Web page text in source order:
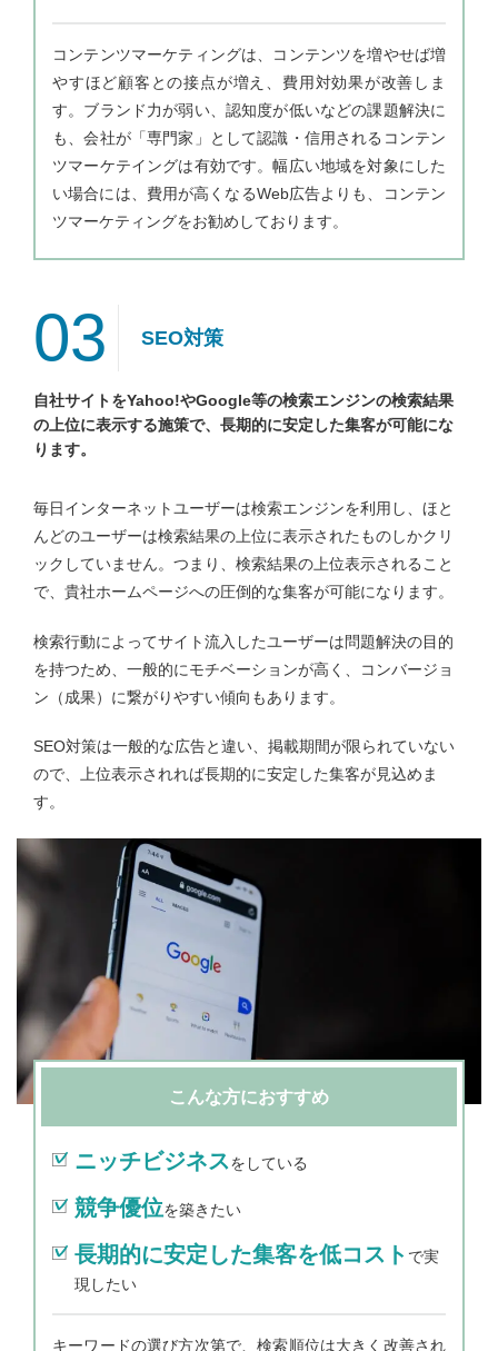
コンテンツマーケティングは、コンテンツを増やせば増
やすほど顧客との接点が増え、費用対効果が改善しま
す。ブランド力が弱い、認知度が低いなどの課題解決に
も、会社が「専門家」として認識・信用されるコンテン
ツマーケテイングは有効です。幅広い地域を対象にした
い場合には、費用が高くなるWeb広告よりも、コンテン
ツマーケティングをお勧めしております。
03 SEO対策
自社サイトをYahoo!やGoogle等の検索エンジンの検索結果
の上位に表示する施策で、長期的に安定した集客が可能にな
ります。
毎日インターネットユーザーは検索エンジンを利用し、ほと
んどのユーザーは検索結果の上位に表示されたものしかクリ
ックしていません。つまり、検索結果の上位表示されること
で、貴社ホームページへの圧倒的な集客が可能になります。
検索行動によってサイト流入したユーザーは問題解決の目的
を持つため、一般的にモチベーションが高く、コンバージョ
ン（成果）に繋がりやすい傾向もあります。
SEO対策は一般的な広告と違い、掲載期間が限られていない
ので、上位表示されれば長期的に安定した集客が見込めま
す。
こんな方におすすめ
ニッチビジネスをしている
競争優位を築きたい
長期的に安定した集客を低コスト で実
現したい
キーワードの選び方次第で、検索順位は大きく改善され